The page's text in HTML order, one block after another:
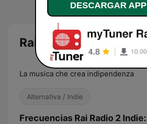
Rai Radio 2 Indie
La musica che crea indipendenza
Alternativa / Indie
Frecuencias Rai Radio 2 Indie:
DESCARGAR APP